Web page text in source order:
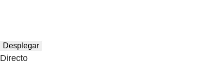
Desplegar
Directo